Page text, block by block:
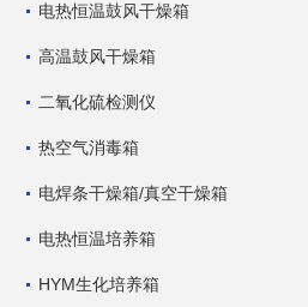
电热恒温鼓风干燥箱
高温鼓风干燥箱
二氧化硫检测仪
热空气消毒箱
电焊条干燥箱/真空干燥箱
电热恒温培养箱
HYM生化培养箱